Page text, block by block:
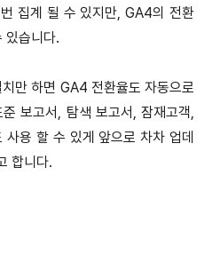
집계 될 수 있지만, GA4의 전환
있습니다.
만 하면 GA4 전환율도 자동으로
준 보고서, 탐색 보고서, 잠재고객,
용 할 수 있게 앞으로 차차 업데
합니다.